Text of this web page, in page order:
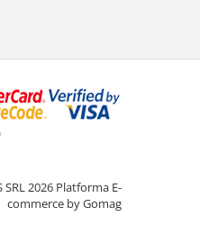
SRL 2026 Platforma E-
commerce by Gomag